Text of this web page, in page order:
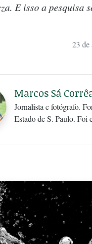
E isso a pesquisa
23 de
Marcos Sá
Jornalista e fotógrafo.
Estado de S. Paulo. Foi